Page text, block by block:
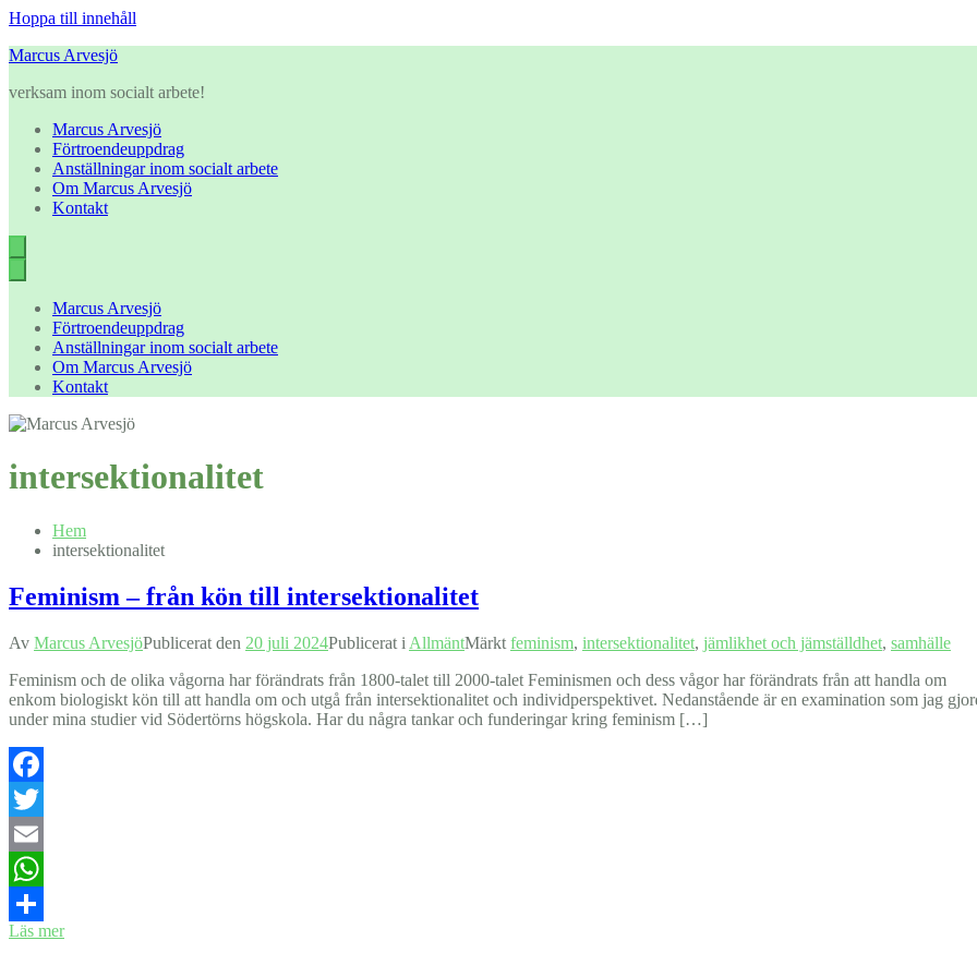
Hoppa till innehåll
Marcus Arvesjö
verksam inom socialt arbete!
Marcus Arvesjö
Förtroendeuppdrag
Anställningar inom socialt arbete
Om Marcus Arvesjö
Kontakt
Marcus Arvesjö
Förtroendeuppdrag
Anställningar inom socialt arbete
Om Marcus Arvesjö
Kontakt
intersektionalitet
Hem
intersektionalitet
Feminism – från kön till intersektionalitet
Av Marcus ArvesjöPublicerat den 20 juli 2024Publicerat i AllmäntMärkt feminism, intersektionalitet, jämlikhet och jämställdhet, samhälle
Feminism och de olika vågorna har förändrats från 1800-talet till 2000-talet Feminismen och dess vågor har förändrats från att handla om
enkom biologiskt kön till att handla om och utgå från intersektionalitet och individperspektivet. Nedanstående är en examination som jag
under mina studier vid Södertörns högskola. Har du några tankar och funderingar kring feminism […]
Facebook
Twitter
Email
WhatsApp
Dela
Läs mer